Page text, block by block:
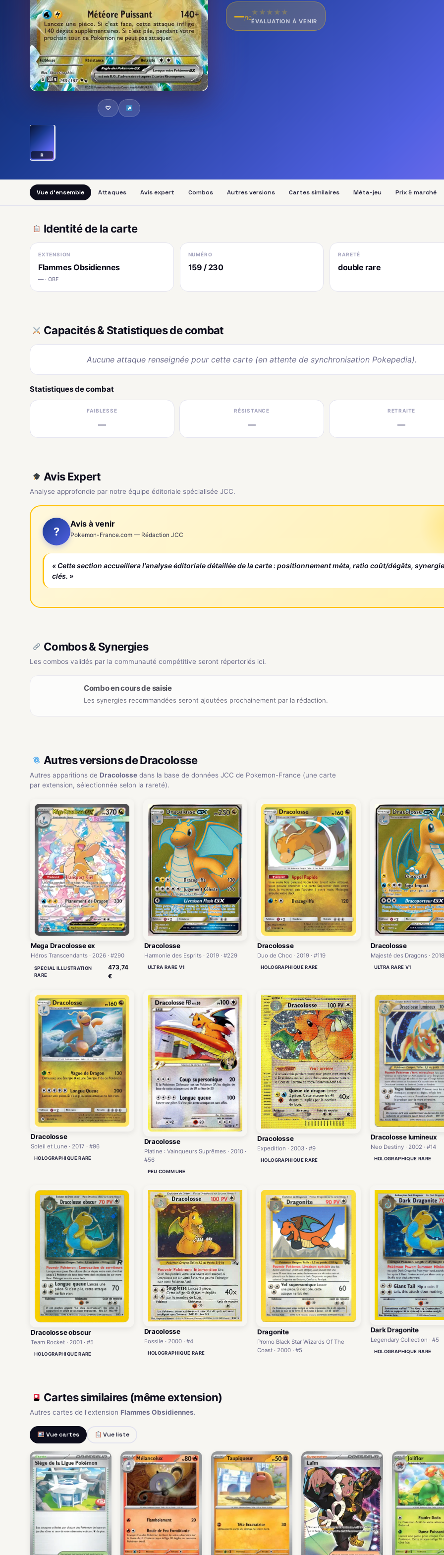
♡
R
—/10
★ ★ ★ ★ ★
ÉVALUATION À VENIR
Vue d'ensemble Attaques Avis expert Combos Autres versions Cartes similaires Méta-jeu Prix & marché
Identité de la carte
EXTENSION
Flammes Obsidiennes
— · OBF
NUMÉRO
159 / 230
RARETÉ
double rare
Capacités & Statistiques de combat
Aucune attaque renseignée pour cette carte (en attente de synchronisation Pokepedia).
Statistiques de combat
FAIBLESSE
—
RÉSISTANCE
—
RETRAITE
—
Avis Expert
Analyse approfondie par notre équipe éditoriale spécialisée JCC.
?
Avis à venir
Pokemon-France.com — Rédaction JCC
« Cette section accueillera l'analyse éditoriale détaillée de la carte : positionnement méta, ratio coût/dégâts,
clés. »
Combos & Synergies
Les combos validés par la communauté compétitive seront répertoriés ici.
Combo en cours de saisie
Les synergies recommandées seront ajoutées prochainement par la rédaction.
Autres versions de Dracolosse
Autres apparitions de Dracolosse dans la base de données JCC de Pokemon-France (une carte
par extension, sélectionnée selon la rareté).
Mega Dracolosse ex
Héros Transcendants · 2026 · #290
SPECIAL ILLUSTRATION
RARE
473,74
€
Dracolosse
Harmonie des Esprits · 2019 · #229
ULTRA RARE V1
Dracolosse
Duo de Choc · 2019 · #119
HOLOGRAPHIQUE RARE
Dracolosse
Majesté des Dragons ·
ULTRA RARE V1
Dracolosse
Soleil et Lune · 2017 · #96
HOLOGRAPHIQUE RARE
Dracolosse
Platine : Vainqueurs Suprêmes · 2010 ·
#56
PEU COMMUNE
Dracolosse
Expedition · 2003 · #9
HOLOGRAPHIQUE RARE
Dracolosse lumineux
Neo Destiny · 2002 · #14
HOLOGRAPHIQUE RARE
Dracolosse obscur
Team Rocket · 2001 · #5
HOLOGRAPHIQUE RARE
Dracolosse
Fossile · 2000 · #4
HOLOGRAPHIQUE RARE
Dragonite
Promo Black Star Wizards Of The
Coast · 2000 · #5
Dark Dragonite
Legendary Collection · #5
HOLOGRAPHIQUE RARE
Cartes similaires (même extension)
Autres cartes de l'extension Flammes Obsidiennes.
Vue cartes Vue liste